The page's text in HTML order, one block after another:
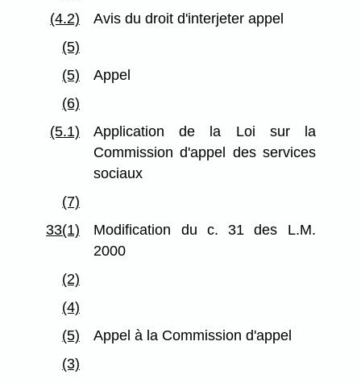
(4.2)
Avis du droit d'interjeter appel
(5)
(5)
Appel
(6)
(5.1)
Application de la Loi sur la
Commission d'appel des services
sociaux
(7)
33(1)
Modification du c. 31 des L.M.
2000
(2)
(4)
(5)
Appel à la Commission d'appel
(3)